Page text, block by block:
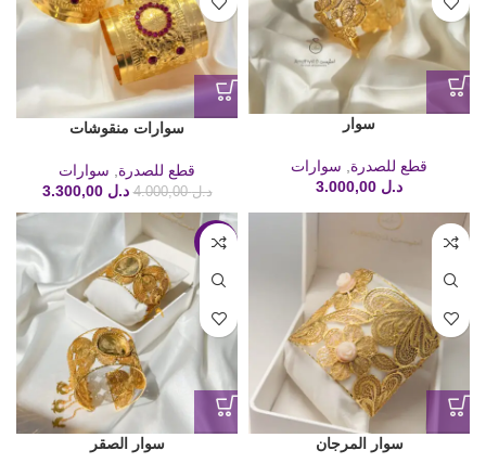
سوار
قطع للصدرة, سوارات
د.ل
سوارات منقوشات
قطع للصدرة سوارات
د.ل4.000,00 د.ل 3.300,00
سوار المرجان
-16%
سوار الصقر